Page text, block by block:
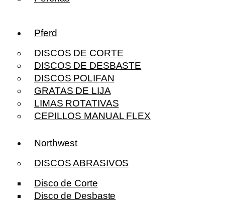
Pferd
DISCOS DE CORTE
DISCOS DE DESBASTE
DISCOS POLIFAN
GRATAS DE LIJA
LIMAS ROTATIVAS
CEPILLOS MANUAL FLEX
Northwest
DISCOS ABRASIVOS
Disco de Corte
Disco de Desbaste